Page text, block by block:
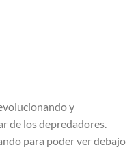
y
de los depredadores.
para poder ver debajo